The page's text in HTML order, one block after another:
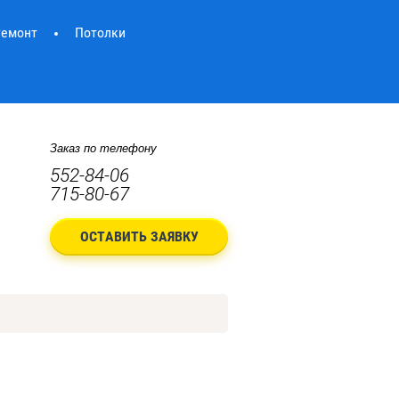
Потолки
Заказ по телефону
552-84-06
715-80-67
ОСТАВИТЬ ЗАЯВКУ